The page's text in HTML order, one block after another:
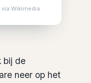
Wikimedia
bij de
neer op het